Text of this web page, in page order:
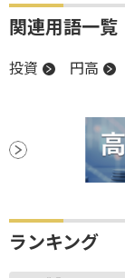
関連用語一覧
投資 円高
ランキング